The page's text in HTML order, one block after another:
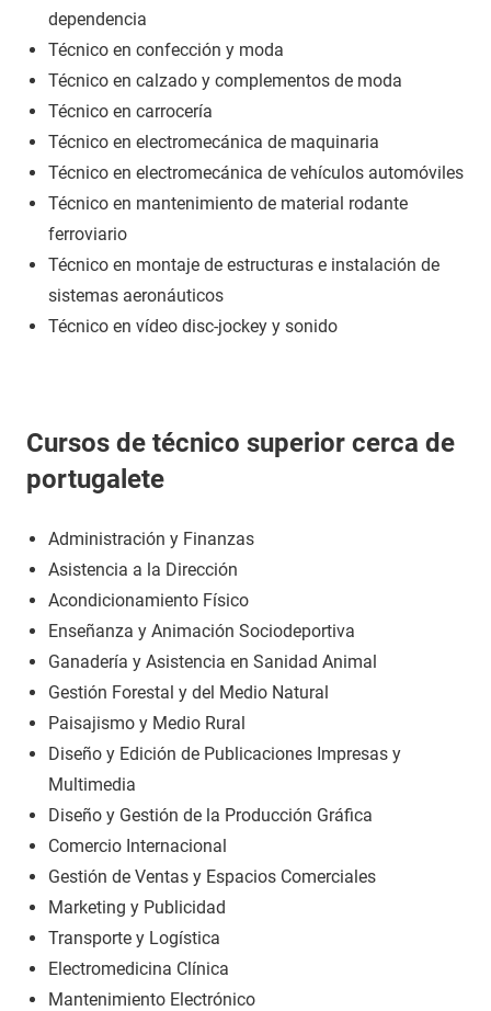
dependencia
Técnico en confección y moda
Técnico en calzado y complementos de moda
Técnico en carrocería
Técnico en electromecánica de maquinaria
Técnico en electromecánica de vehículos automóviles
Técnico en mantenimiento de material rodante
ferroviario
Técnico en montaje de estructuras e instalación de
sistemas aeronáuticos
Técnico en vídeo disc-jockey y sonido
Cursos de técnico superior cerca de
portugalete
Administración y Finanzas
Asistencia a la Dirección
Acondicionamiento Físico
Enseñanza y Animación Sociodeportiva
Ganadería y Asistencia en Sanidad Animal
Gestión Forestal y del Medio Natural
Paisajismo y Medio Rural
Diseño y Edición de Publicaciones Impresas y
Multimedia
Diseño y Gestión de la Producción Gráfica
Comercio Internacional
Gestión de Ventas y Espacios Comerciales
Marketing y Publicidad
Transporte y Logística
Electromedicina Clínica
Mantenimiento Electrónico